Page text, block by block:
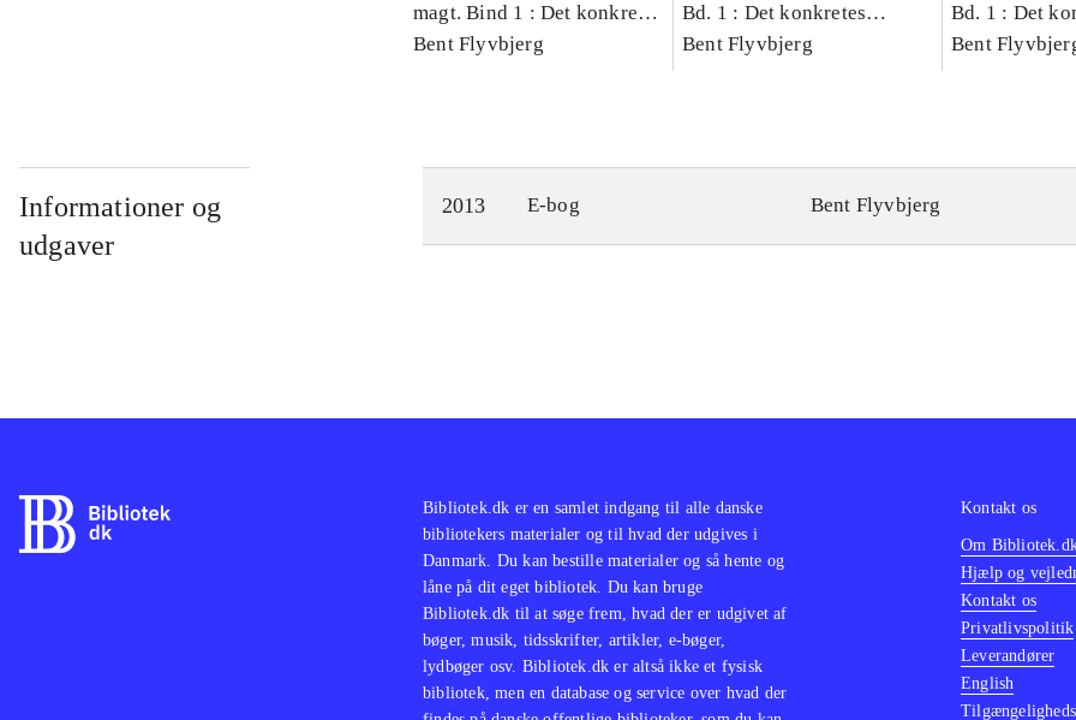
magt. Bind 1 : Det konkretes
videnskab
Bent Flyvbjerg
Bd. 1 : Det konkretes
videnskab
Bent Flyvbjerg
Bd. 1 : Det
videnskab
Bent
Informationer og
udgaver
2013 E-bog Bent Flyvbjerg
Bibliotek.dk er en samlet indgang til alle danske
bibliotekers materialer og til hvad der udgives i
Danmark. Du kan bestille materialer og så hente og
låne på dit eget bibliotek. Du kan bruge
Bibliotek.dk til at søge frem, hvad der er udgivet af
bøger, musik, tidsskrifter, artikler, e-bøger,
lydbøger osv. Bibliotek.dk er altså ikke et fysisk
bibliotek, men en database og service over hvad der
Kontakt os
Om
Hjælp og
Kontakt os
Privatlivspolitik
Leverandører
English